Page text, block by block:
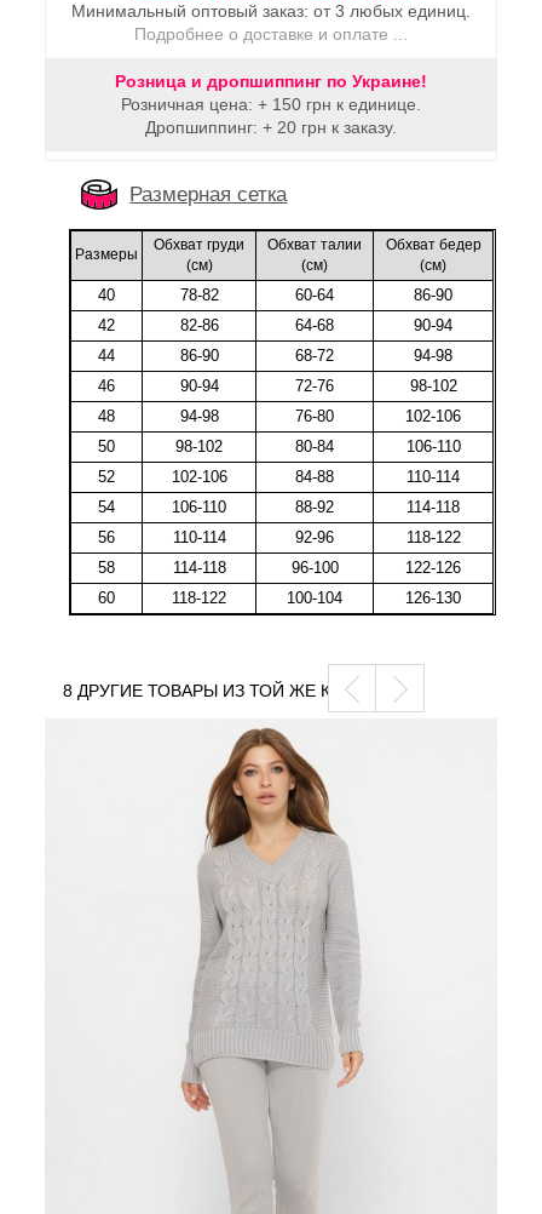
Минимальный оптовый заказ: от 3 любых единиц.
Подробнее о доставке и оплате ...
Розница и дропшиппинг по Украине!
Розничная цена: + 150 грн к единице.
Дропшиппинг: + 20 грн к заказу.
Размерная сетка
Размеры
Обхват груди
(cм)
Обхват талии
(cм)
Обхват бедер
(cм)
40 78-82 60-64
86-90
42
82-86 64-68
90-94
44
86-90 68-72
94-98
46
90-94 72-76
98-102
48
94-98 76-80
102-106
50
98-102 80-84
106-110
52
102-106 84-88
110-114
54
106-110 88-92
114-118
56
110-114 92-96
118-122
58
114-118 96-100
122-126
60
118-122 100-104 126-130
8 ДРУГИЕ ТОВАРЫ ИЗ ТОЙ ЖЕ КАТЕГОРИИ